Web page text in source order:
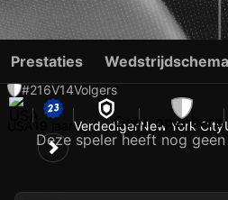
ANDREW
#216V14Volgers
VerdedigerNew York City
Prestaties Wedstrijdschema
Geen
Deze speler heeft nog